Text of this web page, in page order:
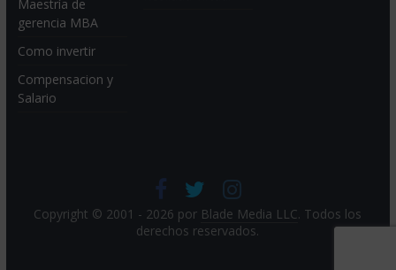
Maestría de
gerencia MBA
Como invertir
Compensacion y
Salario
Copyright © 2001 - 2026 por Blade Media LLC. Todos los
derechos reservados.